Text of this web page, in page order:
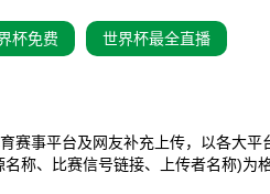
杯免费 世界杯最全直播
赛事平台及网友补充上传，以各大
称、比赛信号链接、上传者名称)